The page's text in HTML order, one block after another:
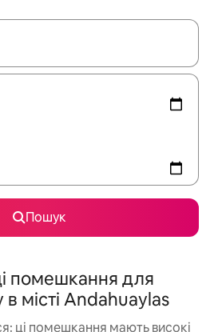
пошуку, використовуйте для
Пошук
помешкання для
в місті Andahuaylas
ці помешкання мають високі